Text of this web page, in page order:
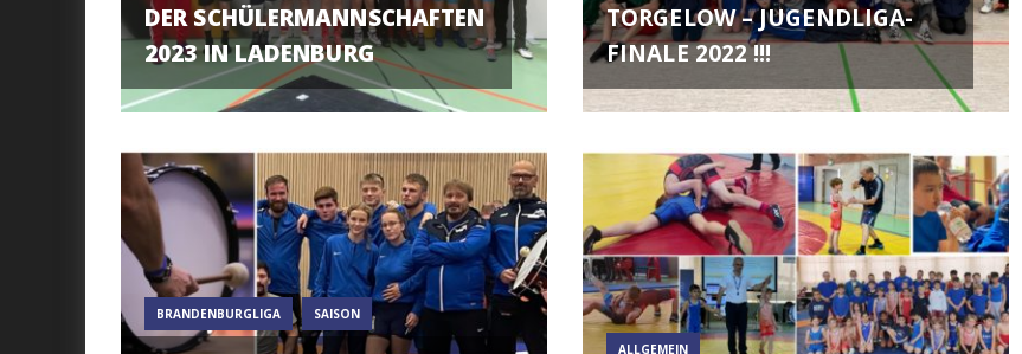
DER SCHÜLERMANNSCHAFTEN
2023 IN LADENBURG
TORGELOW – JUGENDLIGA-
FINALE 2022 !!!
BRANDENBURGLIGA SAISON
ALLGEMEIN